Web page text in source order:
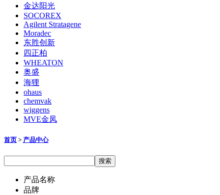
金达阳光
SOCOREX
Agilent Stratagene
Moradec
东胜创新
四正柏
WHEATON
奥盛
海狸
ohaus
chemvak
wiggens
MVE金凤
首页 > 产品中心
产品名称
品牌